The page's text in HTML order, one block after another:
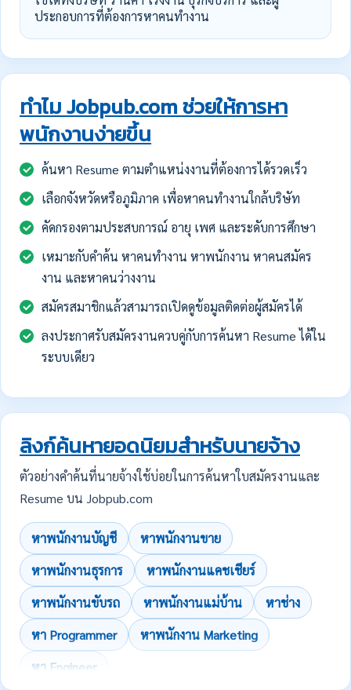
ประกอบการที่ต้องการหาคนทำงาน
ทำไม Jobpub.com ช่วยให้การหา
พนักงานง่ายขึ้น
ค้นหา Resume ตามตำแหน่งงานที่ต้องการได้รวดเร็ว
เลือกจังหวัดหรือภูมิภาค เพื่อหาคนทำงานใกล้บริษัท
คัดกรองตามประสบการณ์ อายุ เพศ และระดับการศึกษา
เหมาะกับคำค้น หาคนทำงาน หาพนักงาน หาคนสมัคร
งาน และหาคนว่างงาน
สมัครสมาชิกแล้วสามารถเปิดดูข้อมูลติดต่อผู้สมัครได้
ลงประกาศรับสมัครงานควบคู่กับการค้นหา Resume ได้ใน
ระบบเดียว
ลิงก์ค้นหายอดนิยมสำหรับนายจ้าง
ตัวอย่างคำค้นที่นายจ้างใช้บ่อยในการค้นหาใบสมัครงานและ
Resume บน Jobpub.com
หาพนักงานบัญชี
หาพนักงานขาย
หาพนักงานธุรการ
หาพนักงานแคชเชียร์
หาพนักงานขับรถ
หาพนักงานแม่บ้าน
หาช่าง
หา Programmer
หาพนักงาน Marketing
หา Engineer